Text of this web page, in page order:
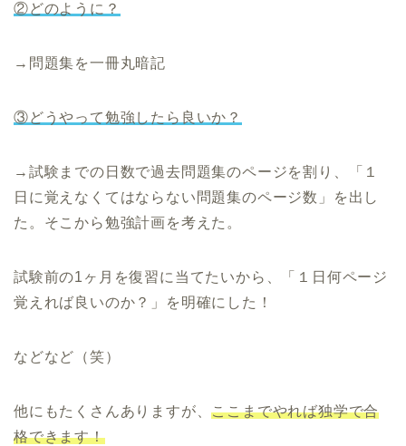
②どのように？
→問題集を一冊丸暗記
③どうやって勉強したら良いか？
→試験までの日数で過去問題集のページを割り、「 １
日に覚えなくてはならない問題集のページ数」を出し
た。 そこから勉強計画を考えた。
試験前の1ヶ月を復習に当てたいから、「
１日何ページ
覚えれば良いのか？」
を明確にした！
などなど（笑）
他にもたくさんありますが、ここまでやれば独学で合
格できます！